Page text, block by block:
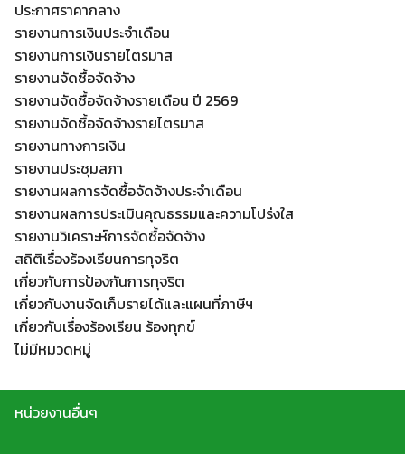
ประกาศราคากลาง
รายงานการเงินประจำเดือน
รายงานการเงินรายไตรมาส
รายงานจัดซื้อจัดจ้าง
รายงานจัดซื้อจัดจ้างรายเดือน ปี 2569
รายงานจัดซื้อจัดจ้างรายไตรมาส
รายงานทางการเงิน
รายงานประชุมสภา
รายงานผลการจัดซื้อจัดจ้างประจำเดือน
รายงานผลการประเมินคุณธรรมและความโปร่งใส
รายงานวิเคราะห์การจัดซื้อจัดจ้าง
สถิติเรื่องร้องเรียนการทุจริต
เกี่ยวกับการป้องกันการทุจริต
เกี่ยวกับงานจัดเก็บรายได้และแผนที่ภาษีฯ
เกี่ยวกับเรื่องร้องเรียน ร้องทุกข์
ไม่มีหมวดหมู่
หน่วยงานอื่นๆ